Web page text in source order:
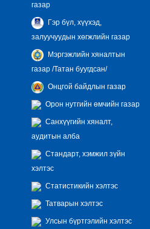
газар
Гэр бүл, хүүхэд,
залуучуудын хөгжлийн газар
Мэргэжлийн хяналтын
газар /Татан буугдсан/
Онцгой байдлын газар
Орон нутгийн өмчийн газар
Санхүүгийн хяналт,
аудитын алба
Стандарт, хэмжил зүйн
хэлтэс
Статистикийн хэлтэс
Татварын хэлтэс
Улсын бүртгэлийн хэлтэс